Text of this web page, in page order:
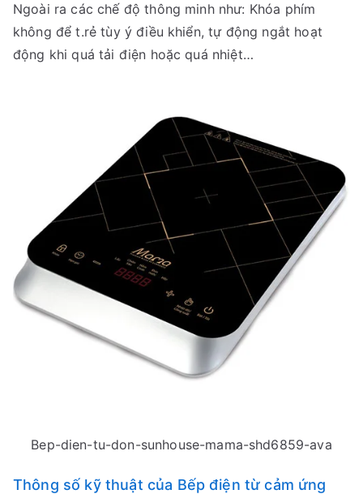
Ngoài ra các chế độ thông minh như: Khóa phím
không để t.rẻ tùy ý điều khiển, tự động ngắt hoạt
động khi quá tải điện hoặc quá nhiệt…
Bep-dien-tu-don-sunhouse-mama-shd6859-ava
Thông số kỹ thuật của Bếp điện từ cảm ứng